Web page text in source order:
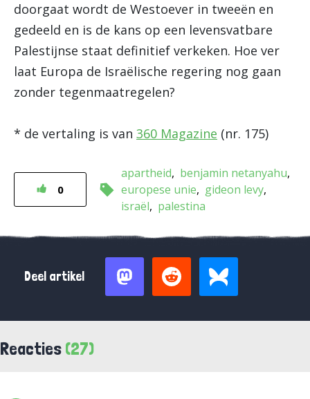
doorgaat wordt de Westoever in tweeën en
gedeeld en is de kans op een levensvatbare
Palestijnse staat definitief verkeken. Hoe ver
laat Europa de Israëlische regering nog gaan
zonder tegenmaatregelen?
* de vertaling is van 360 Magazine (nr. 175)
0
apartheid
benjamin netanyahu
europese unie
gideon levy
israël
palestina
Deel artikel
Reacties (27)